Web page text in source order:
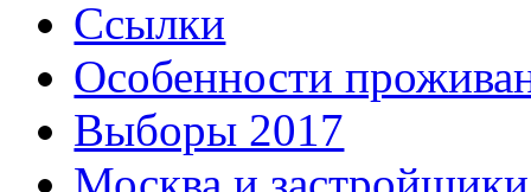
Ссылки
Особенности
Выборы 2017